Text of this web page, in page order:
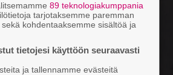
89 teknologiakumppania
tarjotaksemme paremman
kohdentaaksemme sisältöä ja
tietojesi käyttöön seuraavasti
ja tallennamme evästeitä